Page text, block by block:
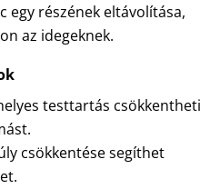
egy részének eltávolítása,
az idegeknek.
testtartás csökkentheti
csökkentése segíthet